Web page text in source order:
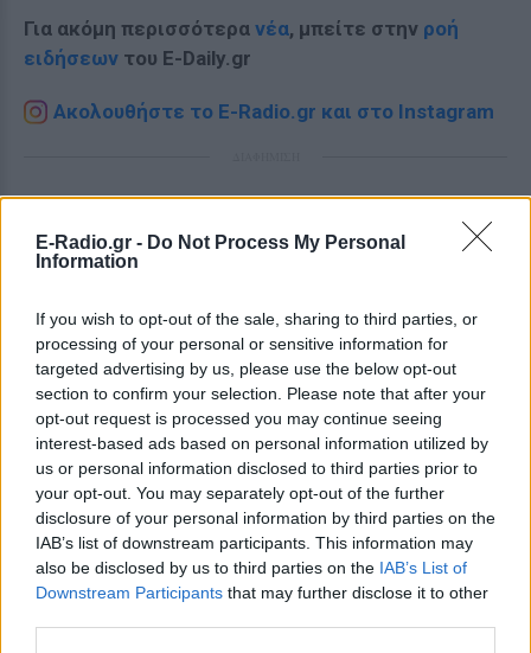
E-Radio.gr - Do Not Process My Personal
Information
If you wish to opt-out of the sale, sharing to third parties, or
processing of your personal or sensitive information for
targeted advertising by us, please use the below opt-out
section to confirm your selection. Please note that after your
opt-out request is processed you may continue seeing
interest-based ads based on personal information utilized by
us or personal information disclosed to third parties prior to
your opt-out. You may separately opt-out of the further
disclosure of your personal information by third parties on the
IAB’s list of downstream participants. This information may
also be disclosed by us to third parties on the IAB’s List of
Downstream Participants that may further disclose it to other
Για ακόμη περισσότερα νέα, μπείτε στην ροή
ειδήσεων του E-Daily.gr
Ακολουθήστε το E-Radio.gr και στο Instagram